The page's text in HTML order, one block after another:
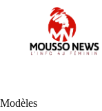
Modèles